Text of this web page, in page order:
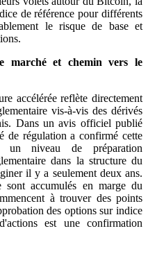
de référence pour différents
le risque de base et
marché et chemin vers le
accélérée reflète directement
vis-à-vis des dérivés
Dans un avis officiel publié
de régulation a confirmé cette
un niveau de préparation
dans la structure du
il y a seulement deux ans.
accumulés en marge du
à trouver des points
des options sur indice
est une confirmation